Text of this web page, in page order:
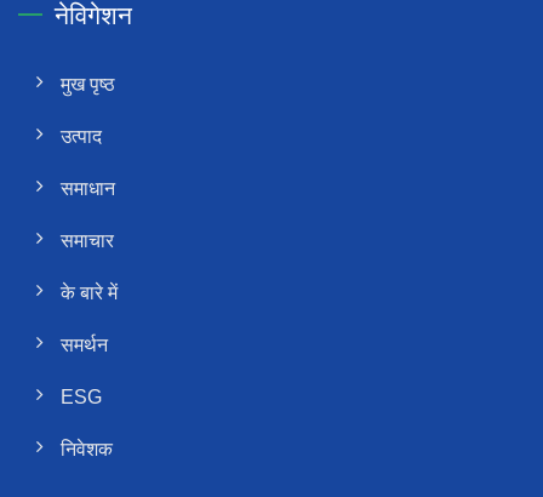
नेविगेशन
मुख पृष्ठ
उत्पाद
समाधान
समाचार
के बारे में
समर्थन
ESG
निवेशक